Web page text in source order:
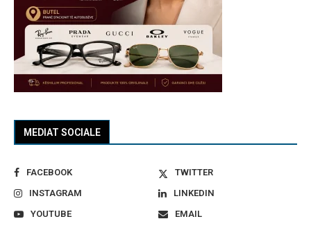
MEDIAT SOCIALE
FACEBOOK
TWITTER
INSTAGRAM
LINKEDIN
YOUTUBE
EMAIL